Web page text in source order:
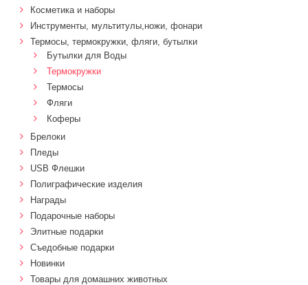
Косметика и наборы
Инструменты, мультитулы,ножи, фонари
Термосы, термокружки, фляги, бутылки
Бутылки для Воды
Термокружки
Термосы
Фляги
Коферы
Брелоки
Пледы
USB Флешки
Полиграфические изделия
Награды
Подарочные наборы
Элитные подарки
Cъедобные подарки
Новинки
Товары для домашних животных